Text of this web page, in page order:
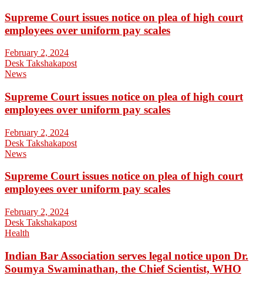
Supreme Court issues notice on plea of high court
employees over uniform pay scales
February 2, 2024
Desk Takshakapost
News
Supreme Court issues notice on plea of high court
employees over uniform pay scales
February 2, 2024
Desk Takshakapost
News
Supreme Court issues notice on plea of high court
employees over uniform pay scales
February 2, 2024
Desk Takshakapost
Health
Indian Bar Association serves legal notice upon Dr.
Soumya Swaminathan, the Chief Scientist, WHO